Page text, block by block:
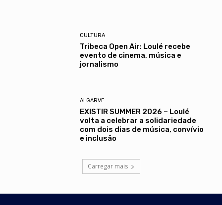
CULTURA
Tribeca Open Air: Loulé recebe
evento de cinema, música e
jornalismo
ALGARVE
EXISTIR SUMMER 2026 – Loulé
volta a celebrar a solidariedade
com dois dias de música, convívio
e inclusão
Carregar mais